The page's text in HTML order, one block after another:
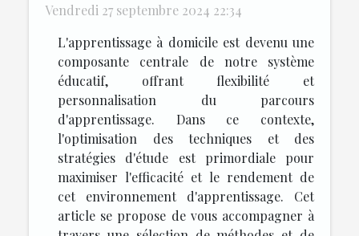
Vendredi 27 septembre 2024 22:34
L'apprentissage à domicile est devenu une
composante centrale de notre système
éducatif, offrant flexibilité et
personnalisation du parcours
d'apprentissage. Dans ce contexte,
l'optimisation des techniques et des
stratégies d'étude est primordiale pour
maximiser l'efficacité et le rendement de
cet environnement d'apprentissage. Cet
article se propose de vous accompagner à